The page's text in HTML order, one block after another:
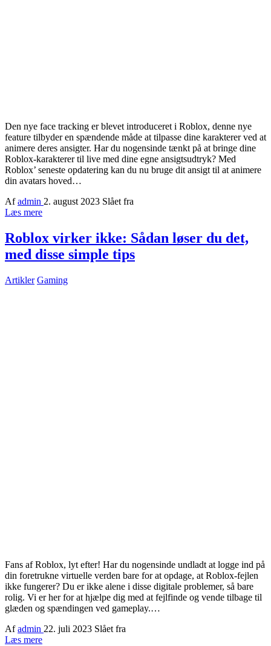
Den nye face tracking er blevet introduceret i Roblox, denne nye
feature tilbyder en spændende måde at tilpasse dine karakterer ved at
animere deres ansigter. Har du nogensinde tænkt på at bringe dine
Roblox-karakterer til live med dine egne ansigtsudtryk? Med
Roblox’ seneste opdatering kan du nu bruge dit ansigt til at animere
din avatars hoved…
Af admin 2. august 2023 Slået fra
Læs mere
Roblox virker ikke: Sådan løser du det,
med disse simple tips
Artikler Gaming
Fans af Roblox, lyt efter! Har du nogensinde undladt at logge ind på
din foretrukne virtuelle verden bare for at opdage, at Roblox-fejlen
ikke fungerer? Du er ikke alene i disse digitale problemer, så bare
rolig. Vi er her for at hjælpe dig med at fejlfinde og vende tilbage til
glæden og spændingen ved gameplay.…
Af admin 22. juli 2023 Slået fra
Læs mere